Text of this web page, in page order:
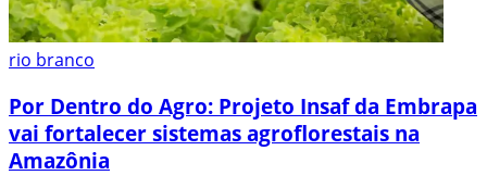
rio branco
Por Dentro do Agro: Projeto Insaf da Embrapa
vai fortalecer sistemas agroflorestais na
Amazônia